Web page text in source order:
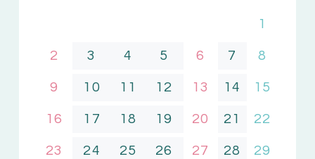
1
2 3 4 5 6 7 8
9 10 11 12 13 14 15
16 17 18 19 20 21 22
23 24 25 26 27 28 29